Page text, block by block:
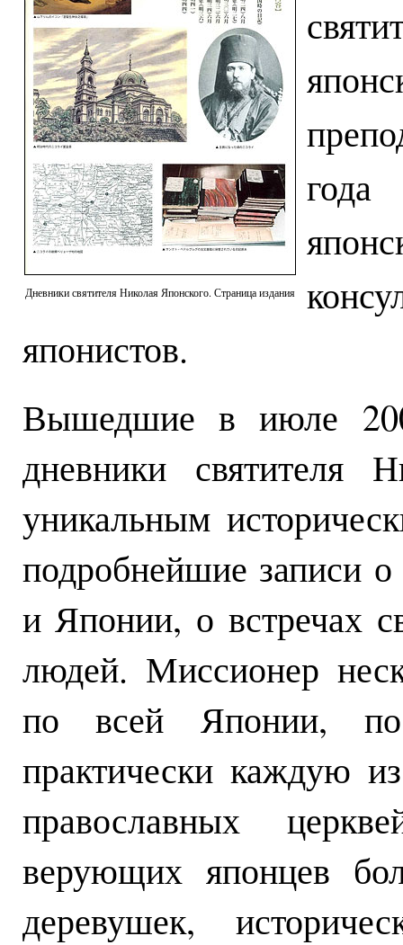
Дневники святителя Николая Японского. Страница издания
японистов.
Вышедшие в июле
дневники святителя
уникальным
подробнейшие записи
и Японии, о встречах
людей. Миссионер
по всей Японии,
практически каждую
православных
верующих японцев
деревушек,